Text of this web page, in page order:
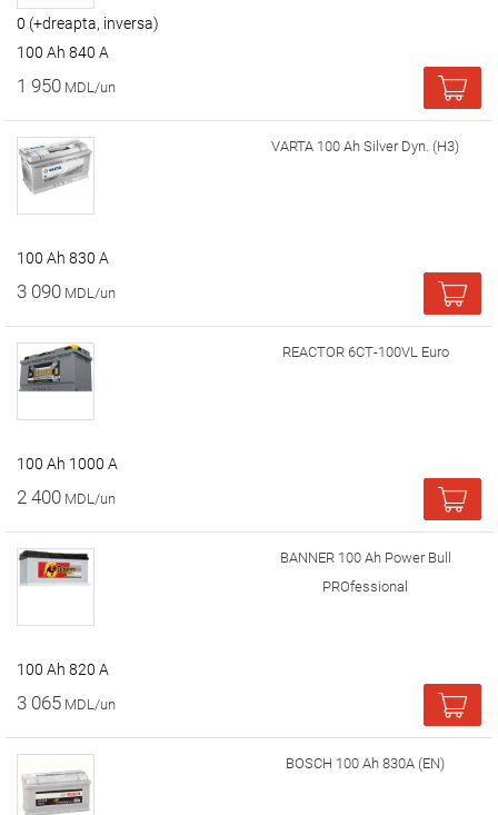
0 (+dreapta, inversa)
100 Ah 840 A
1 950 MDL/un
VARTA 100 Ah Silver Dyn. (H3)
100 Ah 830 A
3 090 MDL/un
REACTOR 6СТ-100VL Euro
100 Ah 1000 A
2 400 MDL/un
BANNER 100 Ah Power Bull
PROfessional
100 Ah 820 A
3 065 MDL/un
BOSCH 100 Ah 830A (EN)